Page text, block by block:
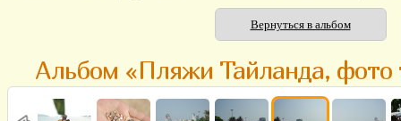
Вернуться в альбом
Альбом «Пляжи Тайланда, фото